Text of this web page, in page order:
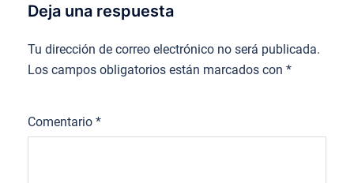
Deja una respuesta
Tu dirección de correo electrónico no será publicada.
Los campos obligatorios están marcados con *
Comentario *